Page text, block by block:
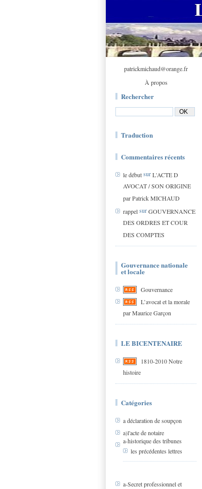
patrickmichaud@orange.fr
À propos
Rechercher
Traduction
Commentaires récents
le débutsurL'ACTE D
AVOCAT / SON ORIGINE
par Patrick MICHAUD
rappelsurGOUVERNANCE
DES ORDRES ET COUR
DES COMPTES
Gouvernance nationale
et locale
Gouvernance
L’avocat et la morale
par Maurice Garçon
LE BICENTENAIRE
1810-2010 Notre
histoire
Catégories
a déclaration de soupçon
a)l'acte de notaire
a-historique des tribunes
les précédentes lettres
a-Secret professionnel et